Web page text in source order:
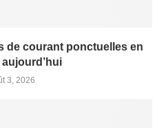
de courant ponctuelles en
3, 2026